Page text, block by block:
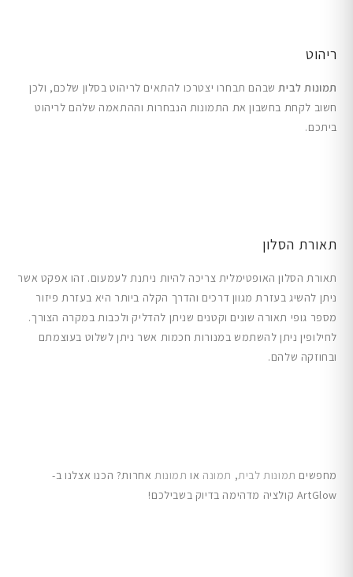
ריהוט
תמונות לביתשבהם תבחרו יצטרכו להתאים לריהוט בסלון שלכם, ולכן
חשוב לקחת בחשבון את התמונות הנבחרות וההתאמה שלהם לריהוט
ביתכם.
תאורת הסלון
תאורת הסלון האופטימלית צריכה להיות ניתנת לעמעום. זהו אפקט אשר
ניתן להשיג בעזרת מגוון דרכים והדרך הקלה ביותר היא בעזרת פיזור
מספר גופי תאורה שונים וקטנים שניתן להדליק ולכבות במקרה הצורך.
לחילופין ניתן להשתמש במנורות חכמות אשר ניתן לשלוט בעוצמתם
ובחוזקה שלהם.
מחפשים תמונות לבית, תמונה או תמונותאחרות? הכנו אצלנו ב-
ArtGlow קולציה מדהימה בדיוק בשבילכם!